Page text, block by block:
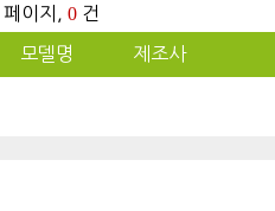
페이지, 0 건
모델명 제조사